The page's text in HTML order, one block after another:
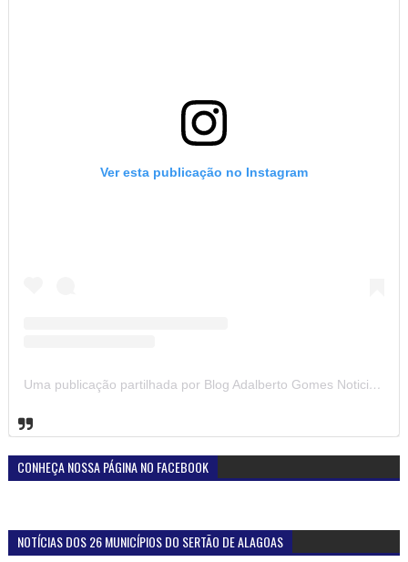
Ver esta publicação no Instagram
Uma publicação partilhada por Blog Adalberto Gomes Noticias (@blogadalbertogomesnoticiass)
CONHEÇA NOSSA PÁGINA NO FACEBOOK
NOTÍCIAS DOS 26 MUNICÍPIOS DO SERTÃO DE ALAGOAS